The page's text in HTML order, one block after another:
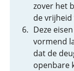
zover het
de
Deze
vormend
dat de
openbare